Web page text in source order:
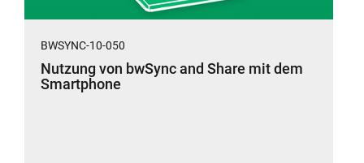
BWSYNC-10-050
Nutzung von bwSync and Share mit dem
Smartphone